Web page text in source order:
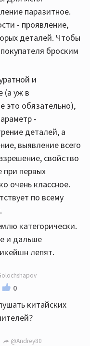
паразитное.
- проявление,
деталей. Чтобы
броским
и
(а уж в
это обязательно),
-
деталей, а
выявление всего
свойство
при первых
очень классное.
по всему
категорически.
и дальше
лепят.
0
китайских
@Andrey80